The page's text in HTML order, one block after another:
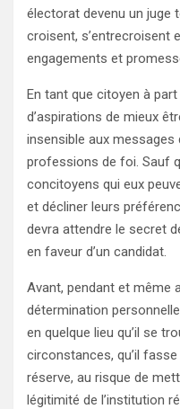
électorat devenu un juge
croisent, s’entrecroisent
engagements et
En tant que citoyen à
d’aspirations de mieux
insensible aux
professions de foi. Sauf
concitoyens qui eux
et décliner leurs
devra attendre le secret
en faveur d’un candidat.
Avant, pendant et même
détermination
en quelque lieu qu’il se
circonstances, qu’il
réserve, au risque de
légitimité de l’institution